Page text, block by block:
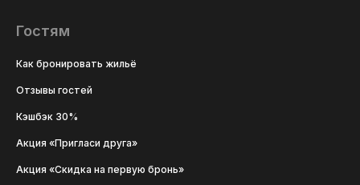
Гостям
Как бронировать жильё
Отзывы гостей
Кэшбэк 30%
Акция «Пригласи друга»
Акция «Скидка на первую бронь»